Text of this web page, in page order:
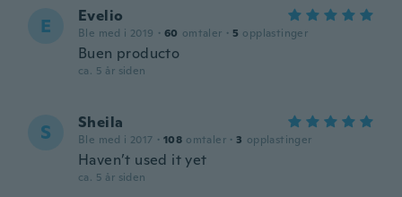
E Evelio
Ble med i 2019 · 60 omtaler · 5 opplastinger
Buen producto
ca. 5 år siden
S Sheila
Ble med i 2017 · 108 omtaler · 3 opplastinger
Haven’t used it yet
ca. 5 år siden